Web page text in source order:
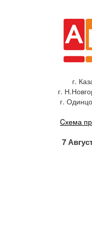
г.
г.
г.
Cхема
7